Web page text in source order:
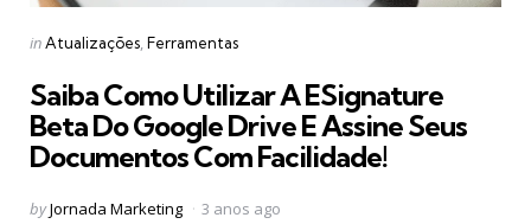
Categories
Posted
inAtualizações Ferramentas
Saiba Como Utilizar A ESignature
Beta Do Google Drive E Assine Seus
Documentos Com Facilidade!
Posted
byJornada Marketing 3 anos ago